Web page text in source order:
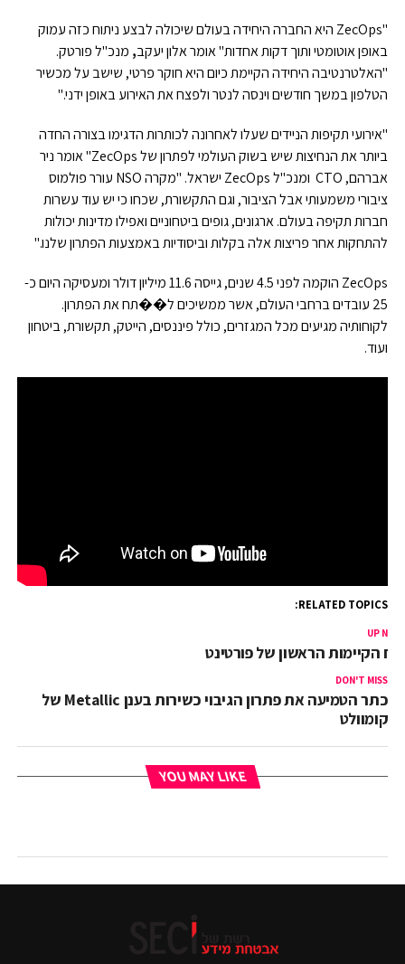
"ZecOps היא החברה היחידה בעולם שיכולה לבצע ניתוח כזה עמוק
באופן אוטומטי ותוך דקות אחדות" אומר אלון יעקב, מנכ"ל פורטק.
"האלטרנטיבה היחידה הקיימת כיום היא חוקר פרטי, שישב על מכשיר
הטלפון במשך חודשים וינסה לנטר ולפצח את האירוע באופן ידני."
"אירועי תקיפות הניידים שעלו לאחרונה לכותרות הדגימו בצורה החדה
ביותר את הנחיצות שיש בשוק העולמי לפתרון של ZecOps" אומר ניר
אברהם, CTO ומנכ"ל ZecOps ישראל. "מקרה NSO עורר פולמוס
ציבורי משמעותי אבל הציבור, וגם התקשורת, שכחו כי יש עוד עשרות
חברות תקיפה בעולם. ארגונים, גופים ביטחוניים ואפילו מדינות יכולות
להתחקות אחר פריצות אלה בקלות וביסודיות באמצעות הפתרון שלנו."
ZecOps הוקמה לפני 4.5 שנים, גייסה 11.6 מיליון דולר ומעסיקה היום כ-
25 עובדים ברחבי העולם, אשר ממשיכים ל��תח את הפתרון.
לקוחותיה מגיעים מכל המגזרים, כולל פיננסים, הייטק, תקשורת, ביטחון
ועוד.
RELATED TOPICS:
UP
הקיימות הראשון של פורטינט
DON'T MISS
כתר הטמיעה את פתרון הגיבוי כשירות בענן Metallic של
קומוולט
YOU MAY LIKE